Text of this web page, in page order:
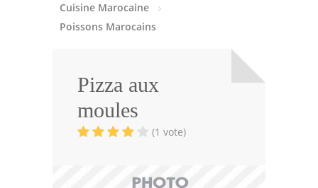
Tajines
Viandes
Volailles
Poissons
Cuisine Marocaine
Poissons Marocains
Pizza aux
moules
(1 vote)